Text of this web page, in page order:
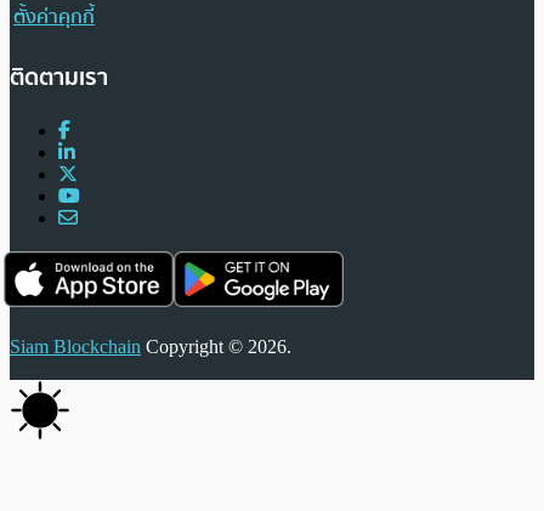
ตั้งค่าคุกกี้
ติดตามเรา
Siam Blockchain Copyright © 2026.